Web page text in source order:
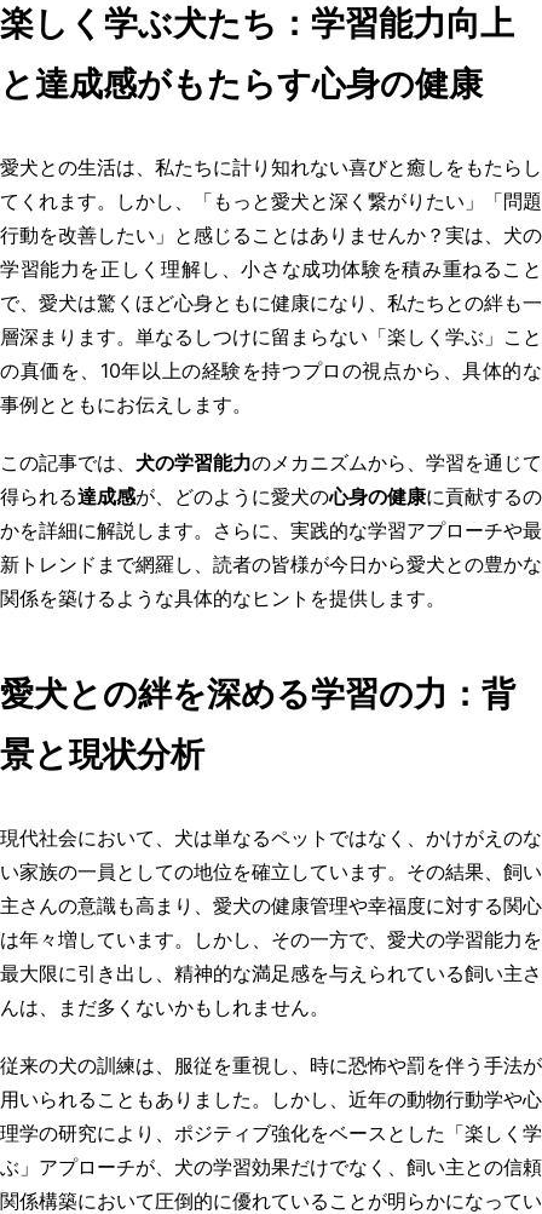
楽しく学ぶ犬たち：学習能力向上
と達成感がもたらす心身の健康
愛犬との生活は、私たちに計り知れない喜びと癒しをもたらし
てくれます。しかし、「もっと愛犬と深く繋がりたい」「問題
行動を改善したい」と感じることはありませんか？実は、犬の
学習能力を正しく理解し、小さな成功体験を積み重ねること
で、愛犬は驚くほど心身ともに健康になり、私たちとの絆も一
層深まります。単なるしつけに留まらない「楽しく学ぶ」こと
の真価を、10年以上の経験を持つプロの視点から、具体的な
事例とともにお伝えします。
この記事では、 犬の学習能力のメカニズムから、学習を通じて
得られる達成感が、どのように愛犬の心身の健康に貢献するの
かを詳細に解説します。さらに、実践的な学習アプローチや最
新トレンドまで網羅し、読者の皆様が今日から愛犬との豊かな
関係を築けるような具体的なヒントを提供します。
愛犬との絆を深める学習の力：背
景と現状分析
現代社会において、犬は単なるペットではなく、かけがえのな
い家族の一員としての地位を確立しています。その結果、飼い
主さんの意識も高まり、愛犬の健康管理や幸福度に対する関心
は年々増しています。しかし、その一方で、愛犬の学習能力を
最大限に引き出し、精神的な満足感を与えられている飼い主さ
んは、まだ多くないかもしれません。
従来の犬の訓練は、服従を重視し、時に恐怖や罰を伴う手法が
用いられることもありました。しかし、近年の動物行動学や心
理学の研究により、ポジティブ強化をベースとした「楽しく学
ぶ」アプローチが、犬の学習効果だけでなく、飼い主との信頼
関係構築において圧倒的に優れていることが明らかになってい